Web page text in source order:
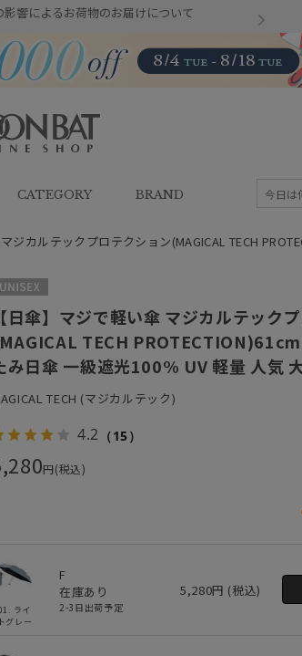
響によるお荷物のお届けについて
トオンラインシ
CATEGORY BRAND
ジカルテックプロテクション(MAGICAL TECH
【日傘】マジで軽い傘 マジカルテック
TECH
み日傘 一級遮光100% UV 軽量 人気
TECH (マジカルテック)
4.2 （15）
円(税込)
ライ
トグレー
F
在庫あり
2-3日出荷予定
5,280円 (税込)